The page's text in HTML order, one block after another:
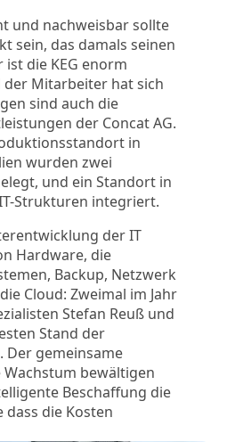
und nachweisbar sollte
sein, das damals seinen
die KEG enorm
der Mitarbeiter hat sich
sind auch die
der Concat AG.
in
wurden zwei
und ein Standort in
Strukturen integriert.
der IT
Hardware, die
Backup, Netzwerk
Cloud: Zweimal im Jahr
Stefan Reuß und
Stand der
Der gemeinsame
bewältigen
Beschaffung die
dass die Kosten